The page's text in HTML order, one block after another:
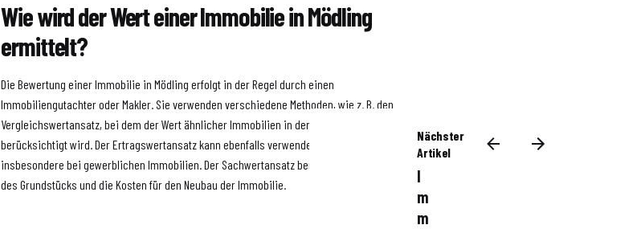
Wie wird der Wert einer Immobilie in Mödling
ermittelt?
Die Bewertung einer Immobilie in Mödling erfolgt in der Regel durch einen
Immobiliengutachter oder Makler. Sie verwenden verschiedene Methoden, wie z. B. den
Vergleichswertansatz, bei dem der Wert ähnlicher Immobilien in der Umgebung
berücksichtigt wird. Der Ertragswertansatz kann ebenfalls verwendet werden,
insbesondere bei gewerblichen Immobilien. Der Sachwertansatz berücksichtigt den Wert
des Grundstücks und die Kosten für den Neubau der Immobilie.
Nächster
Artikel
I
m
m